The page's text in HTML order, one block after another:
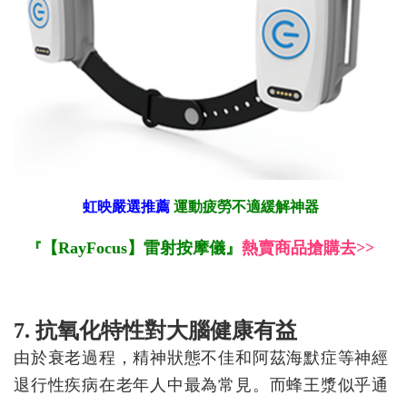
虹映嚴選推薦運動疲勞不適緩解神器
『 【RayFocus】雷射按摩儀 』熱賣商品搶購去>>
7. 抗氧化特性對大腦健康有益
由於衰老過程，精神狀態不佳和阿茲海默症等神經
退行性疾病在老年人中最為常見。而蜂王漿似乎通